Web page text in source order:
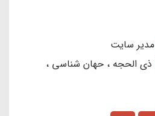
مدیر سایت
ذی الحجه حهان شناسی